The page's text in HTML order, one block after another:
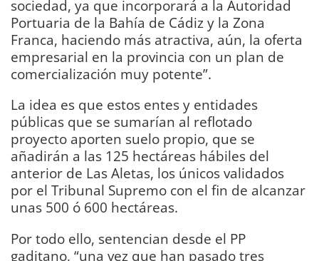
sociedad, ya que incorporará a la Autoridad
Portuaria de la Bahía de Cádiz y la Zona
Franca, haciendo más atractiva, aún, la oferta
empresarial en la provincia con un plan de
comercialización muy potente”.
La idea es que estos entes y entidades
públicas que se sumarían al reflotado
proyecto aporten suelo propio, que se
añadirán a las 125 hectáreas hábiles del
anterior de Las Aletas, los únicos validados
por el Tribunal Supremo con el fin de alcanzar
unas 500 ó 600 hectáreas.
Por todo ello, sentencian desde el PP
gaditano, “una vez que han pasado tres